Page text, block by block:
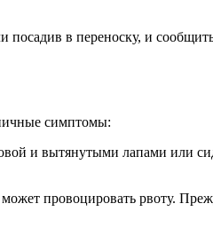
в переноску, и
симптомы:
и вытянутыми лапами или
провоцировать рвоту.